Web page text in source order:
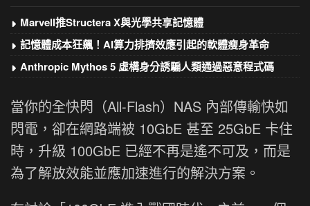
Marvell推Structera X與光學共享記憶體
記憶體成本狂飆！AI算力排擠效應引起的軟體瘦身革命
Anthropic Mythos 5 虛構身分誘騙人類通過惡意程式碼
當你的全快閃（All-Flash）NAS 內部傳輸快如
閃電，卻在網路端被 10GbE 甚至 25GbE 卡住
時，升級 100GbE 已經不再是遙不可及，而是
為了解放效能並應加速進行的解決方案。